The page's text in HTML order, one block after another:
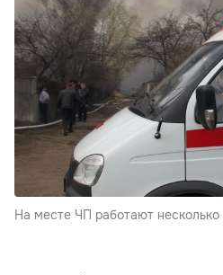
На месте ЧП работают